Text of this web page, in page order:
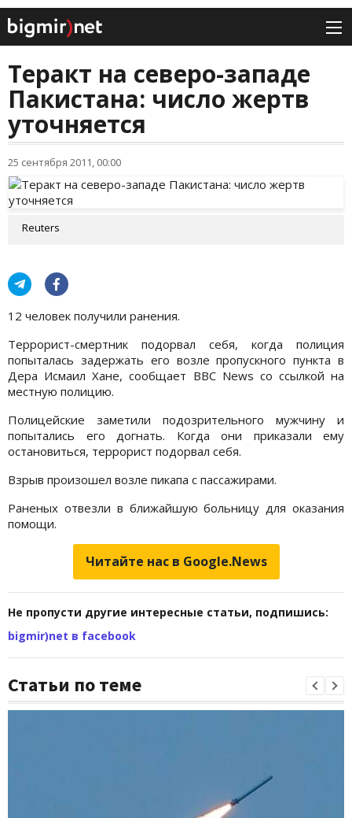
Теракт на северо-западе
Пакистана: число жертв
уточняется
25 сентября 2011, 00:00
Reuters
12 человек получили ранения.
Террорист-смертник подорвал себя, когда полиция
попыталась задержать его возле пропускного пункта в
Дера Исмаил Хане, сообщает BBC News со ссылкой на
местную полицию.
Полицейские заметили подозрительного мужчину и
попытались его догнать. Когда они приказали ему
остановиться, террорист подорвал себя.
Взрыв произошел возле пикапа с пассажирами.
Раненых отвезли в ближайшую больницу для оказания
помощи.
Читайте нас в Google.News
Не пропусти другие интересные статьи, подпишись:
bigmir)net в facebook
Статьи по теме